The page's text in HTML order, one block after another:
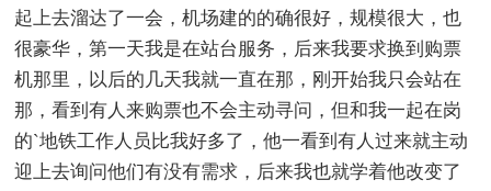
起上去溜达了一会，机场建的的确很好，规模很大，也
很豪华，第一天我是在站台服务，后来我要求换到购票
机那里，以后的几天我就一直在那，刚开始我只会站在
那，看到有人来购票也不会主动寻问，但和我一起在岗
的`地铁工作人员比我好多了，他一看到有人过来就主动
迎上去询问他们有没有需求，后来我也就学着他改变了